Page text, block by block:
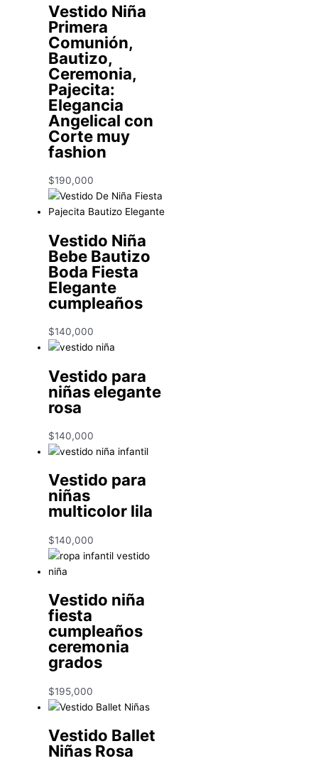
Vestido Niña
Primera
Comunión,
Bautizo,
Ceremonia,
Pajecita:
Elegancia
Angelical con
Corte muy
fashion
$190,000
Vestido Niña
Bebe Bautizo
Boda Fiesta
Elegante
cumpleaños
$140,000
Vestido para
niñas elegante
rosa
$140,000
Vestido para
niñas
multicolor lila
$140,000
Vestido niña
fiesta
cumpleaños
ceremonia
grados
$195,000
Vestido Ballet
Niñas Rosa